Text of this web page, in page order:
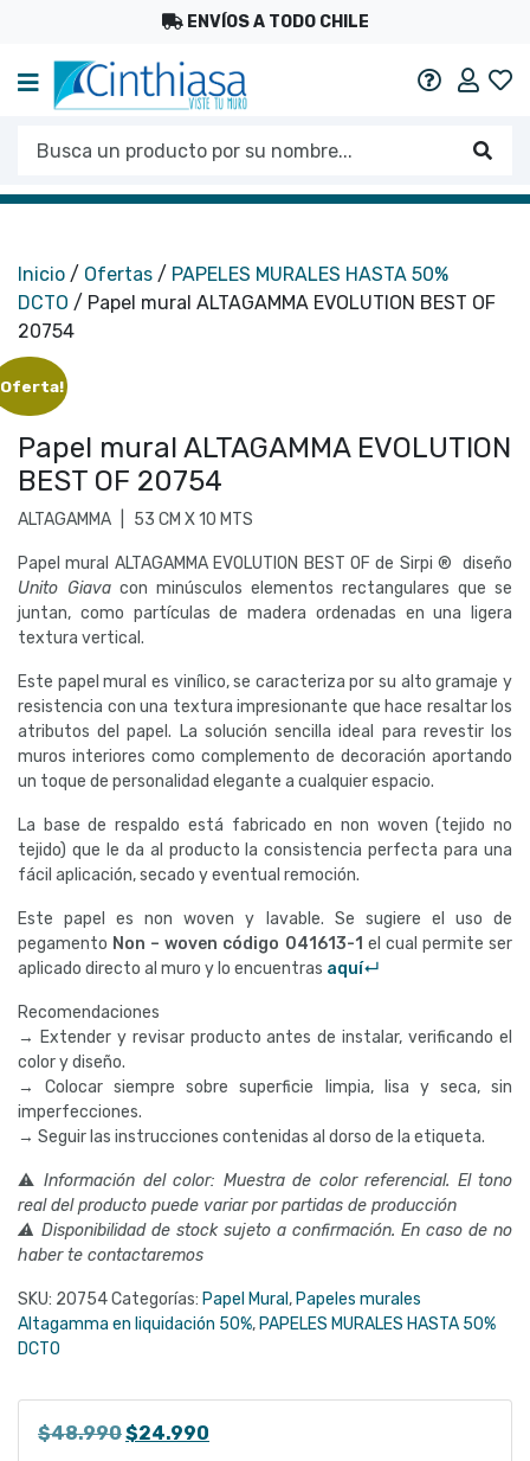
ENVÍOS A TODO CHILE
Mi
Busca un producto por su nombre...
Inicio / Ofertas / PAPELES MURALES HASTA 50%
DCTO / Papel mural ALTAGAMMA EVOLUTION BEST OF
20754
Papel mural ALTAGAMMA EVOLUTION
BEST OF 20754
ALTAGAMMA 53 CM X 10 MTS
Papel mural ALTAGAMMA EVOLUTION BEST OF de Sirpi ® diseño
Unito Giava con minúsculos elementos rectangulares que se
juntan, como partículas de madera ordenadas en una ligera
textura vertical.
Este papel mural es vinílico, se caracteriza por su alto gramaje y
resistencia con una textura impresionante que hace resaltar los
atributos del papel. La solución sencilla ideal para revestir los
muros interiores como complemento de decoración aportando
un toque de personalidad elegante a cualquier espacio.
La base de respaldo está fabricado en non woven (tejido no
tejido) que le da al producto la consistencia perfecta para una
fácil aplicación, secado y eventual remoción.
Este papel es non woven y lavable. Se sugiere el uso de
pegamento Non – woven código 041613-1 el cual permite ser
aplicado directo al muro y lo encuentras aquí↵
Recomendaciones
→ Extender y revisar producto antes de instalar, verificando el
color y diseño.
→ Colocar siempre sobre superficie limpia, lisa y seca, sin
imperfecciones.
→ Seguir las instrucciones contenidas al dorso de la etiqueta.
⚠ Información del color: Muestra de color referencial. El tono
real del producto puede variar por partidas de producción
⚠ Disponibilidad de stock sujeto a confirmación. En caso de no
haber te contactaremos
SKU: 20754Categorías: Papel Mural , Papeles murales
Altagamma en liquidación 50%, PAPELES MURALES HASTA 50%
DCTO
$48.990El
$24.990